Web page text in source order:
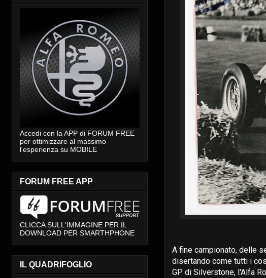
A fine campionato, delle
disertando come tutti i
GP di Silverstone, l'Alfa
Accedi con la APP di FORUM FREE
per ottimizzare al massimo
l'esperienza su MOBILE
FORUM FREE APP
CLICCA SULL'IMMAGINE PER IL
DOWNLOAD PER SMARTHPHONE
IL QUADRIFOGLIO